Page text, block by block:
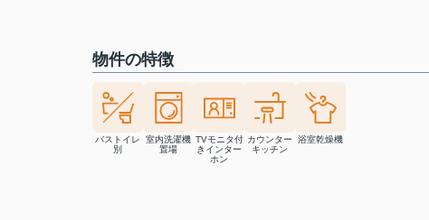
物件の特徴
バストイレ
別
室内洗濯機
置場
TVモニタ付
きインター
ホン
カウンター
キッチン
浴室乾燥機